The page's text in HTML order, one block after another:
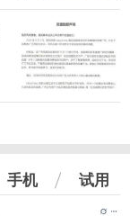
手机 试用